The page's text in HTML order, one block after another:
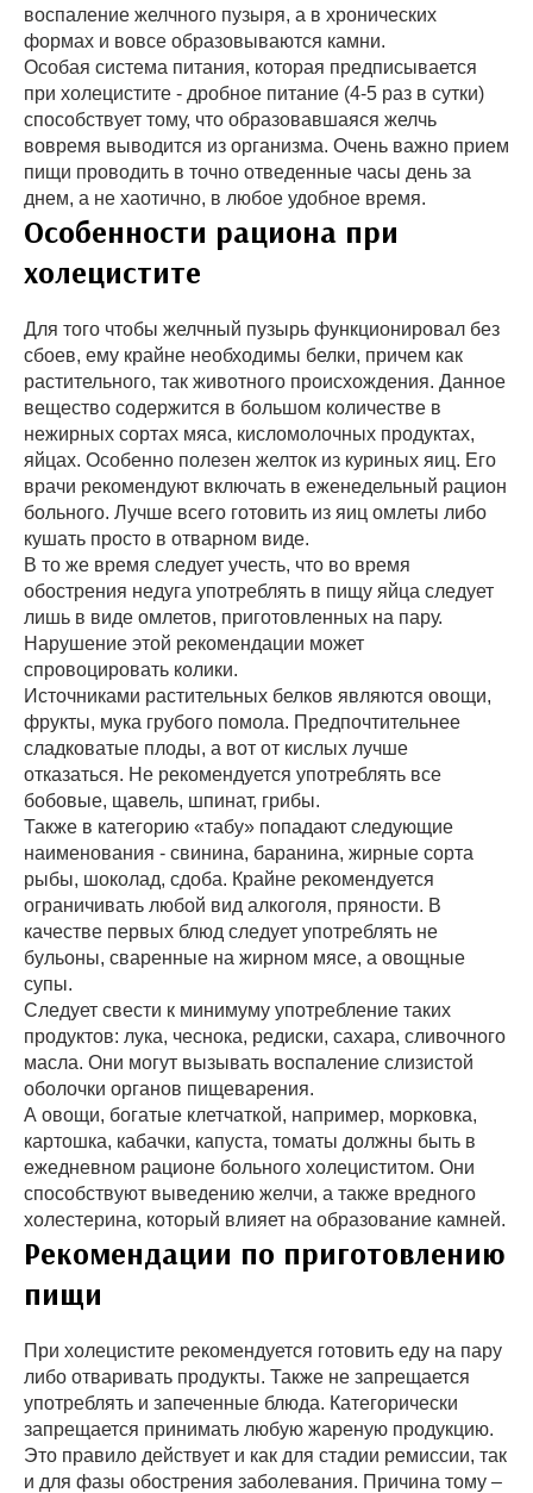
воспаление желчного пузыря, а в хронических
формах и вовсе образовываются камни.
Особая система питания, которая предписывается
при холецистите - дробное питание (4-5 раз в сутки)
способствует тому, что образовавшаяся желчь
вовремя выводится из организма. Очень важно прием
пищи проводить в точно отведенные часы день за
днем, а не хаотично, в любое удобное время.
Особенности рациона при
холецистите
Для того чтобы желчный пузырь функционировал без
сбоев, ему крайне необходимы белки, причем как
растительного, так животного происхождения. Данное
вещество содержится в большом количестве в
нежирных сортах мяса, кисломолочных продуктах,
яйцах. Особенно полезен желток из куриных яиц. Его
врачи рекомендуют включать в еженедельный рацион
больного. Лучше всего готовить из яиц омлеты либо
кушать просто в отварном виде.
В то же время следует учесть, что во время
обострения недуга употреблять в пищу яйца следует
лишь в виде омлетов, приготовленных на пару.
Нарушение этой рекомендации может
спровоцировать колики.
Источниками растительных белков являются овощи,
фрукты, мука грубого помола. Предпочтительнее
сладковатые плоды, а вот от кислых лучше
отказаться. Не рекомендуется употреблять все
бобовые, щавель, шпинат, грибы.
Также в категорию «табу» попадают следующие
наименования - свинина, баранина, жирные сорта
рыбы, шоколад, сдоба. Крайне рекомендуется
ограничивать любой вид алкоголя, пряности. В
качестве первых блюд следует употреблять не
бульоны, сваренные на жирном мясе, а овощные
супы.
Следует свести к минимуму употребление таких
продуктов: лука, чеснока, редиски, сахара, сливочного
масла. Они могут вызывать воспаление слизистой
оболочки органов пищеварения.
А овощи, богатые клетчаткой, например, морковка,
картошка, кабачки, капуста, томаты должны быть в
ежедневном рационе больного холециститом. Они
способствуют выведению желчи, а также вредного
холестерина, который влияет на образование камней.
Рекомендации по приготовлению
пищи
При холецистите рекомендуется готовить еду на пару
либо отваривать продукты. Также не запрещается
употреблять и запеченные блюда. Категорически
запрещается принимать любую жареную продукцию.
Это правило действует и как для стадии ремиссии, так
и для фазы обострения заболевания. Причина тому –